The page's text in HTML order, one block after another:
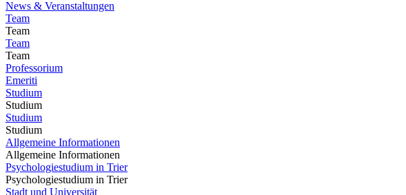
News & Veranstaltungen
Team
Team
Team
Team
Professorium
Emeriti
Studium
Studium
Studium
Studium
Allgemeine Informationen
Allgemeine Informationen
Psychologiestudium in Trier
Psychologiestudium in Trier
Stadt und Universität